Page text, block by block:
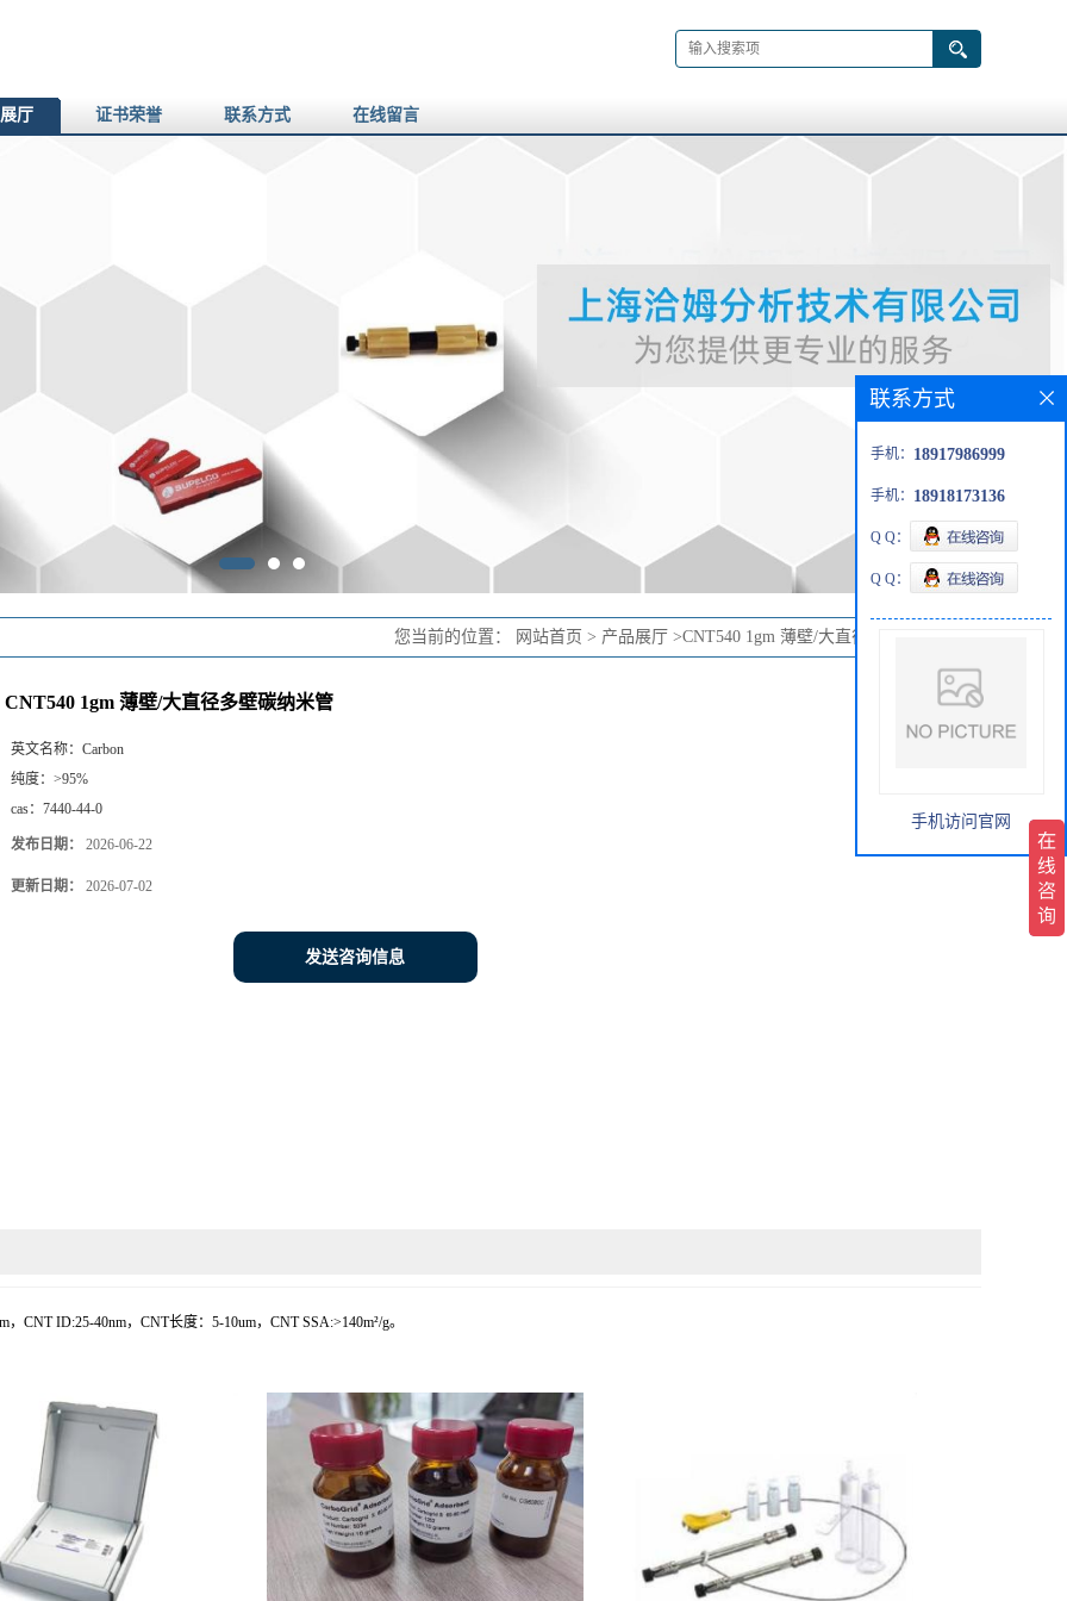
厅 证书荣誉 联系方式 在线留言
您当前的位置： 网站首页 > 产品展厅 >CNT540 1gm 薄壁/大直径多壁碳纳米管
CNT540 1gm 薄壁/大直径多壁碳纳米管
英文名称： Carbon
纯度： >95%
cas： 7440-44-0
发布日期： 2026-06-22
更新日期： 2026-07-02
发送咨询信息
CNT ID:25-40nm，CNT长度：5-10um，CNT SSA:>140m²/g。
联系方式
手机： 18917986999
手机： 18918173136
Q Q：
Q Q：
手机访问官网